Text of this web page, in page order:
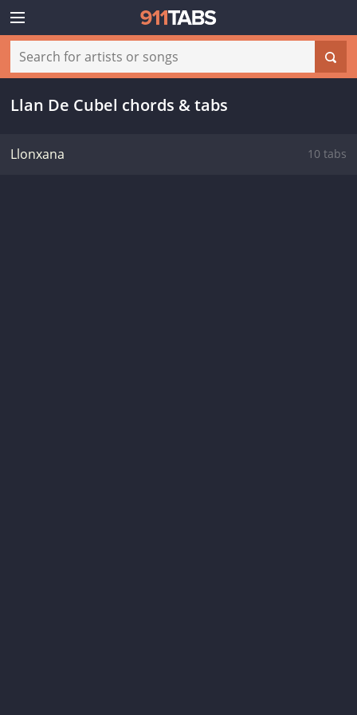
Llan De Cubel chords & tabs
Llonxana 10 tabs